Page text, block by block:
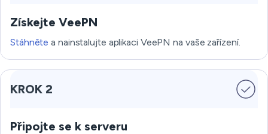
Získejte VeePN
Stáhněte a nainstalujte aplikaci VeePN na vaše zařízení.
KROK 2
Připojte se k serveru